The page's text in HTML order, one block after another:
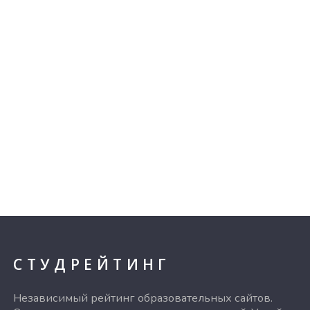
СТУДРЕЙТИНГ
Независимый рейтинг образовательных сайтов.